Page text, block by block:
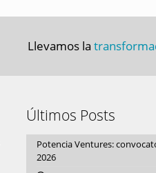
Llevamos la
Últimos Posts
Potencia Ventures:
2026